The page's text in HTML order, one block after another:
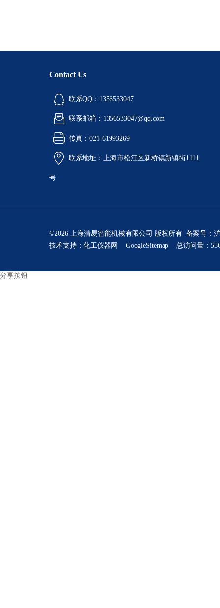
Contact Us
联系QQ：1356533047
联系邮箱：1356533047@qq.com
传真：021-61993269
联系地址：上海市松江区新桥镇新镇街1111
号
©2026 上海清易智能机械有限公司 版权所有 备案号：
技术支持： 化工仪器网 GoogleSitemap 总访问量：
分享按钮